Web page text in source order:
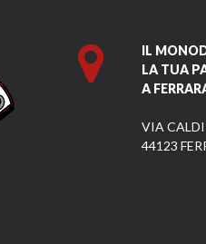
IL
LA TUA
A
VIA
44123